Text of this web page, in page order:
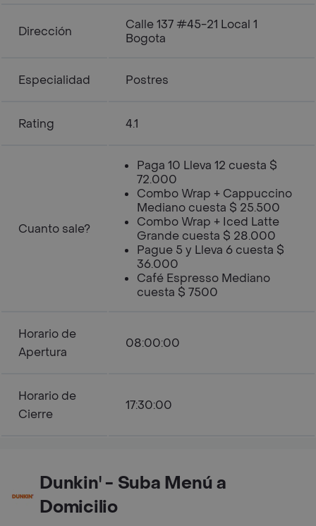
Dirección
Calle 137 #45-21 Local 1
Bogota
Especialidad Postres
Rating 4.1
Cuanto sale?
Paga 10 Lleva 12 cuesta $
72.000
Combo Wrap + Cappuccino
Mediano cuesta $ 25.500
Combo Wrap + Iced Latte
Grande cuesta $ 28.000
Pague 5 y Lleva 6 cuesta $
36.000
Café Espresso Mediano
cuesta $ 7500
Horario de
Apertura
08:00:00
Horario de
Cierre
17:30:00
Dunkin' - Suba Menú a
Domicilio